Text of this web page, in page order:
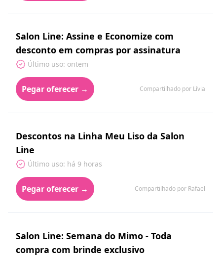
Salon Line: Assine e Economize com
desconto em compras por assinatura
Último uso: ontem
Pegar oferecer → Compartilhado por Lívia
Descontos na Linha Meu Liso da Salon
Line
Último uso: há 9 horas
Pegar oferecer → Compartilhado por Rafael
Salon Line: Semana do Mimo - Toda
compra com brinde exclusivo